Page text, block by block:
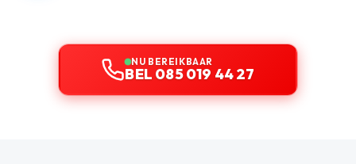
NU BEREIKBAAR
BEL 085 019 44 27